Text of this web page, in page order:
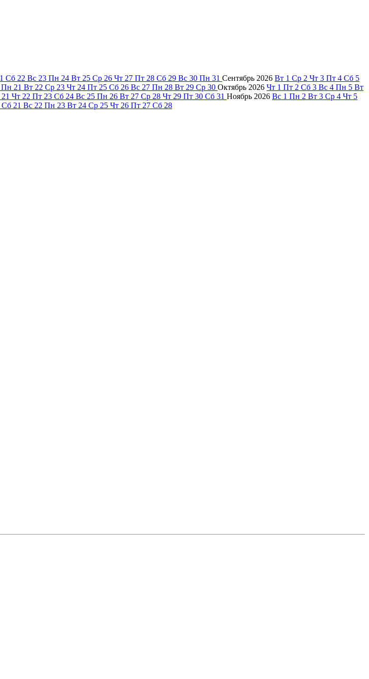
Сб 22 Вс 23 Пн 24 Вт 25 Ср 26 Чт 27 Пт 28 Сб 29 Вс 30 Пн 31 Сентябрь 2026 Вт 1 Ср 2 Чт 3 Пт 4 Сб 5
Пн 21 Вт 22 Ср 23 Чт 24 Пт 25 Сб 26 Вс 27 Пн 28 Вт 29 Ср 30 Октябрь 2026 Чт 1 Пт 2 Сб 3 Вс 4 Пн 5 Вт
21 Чт 22 Пт 23 Сб 24 Вс 25 Пн 26 Вт 27 Ср 28 Чт 29 Пт 30 Сб 31 Ноябрь 2026 Вс 1 Пн 2 Вт 3 Ср 4 Чт 5
Сб 21 Вс 22 Пн 23 Вт 24 Ср 25 Чт 26 Пт 27 Сб 28